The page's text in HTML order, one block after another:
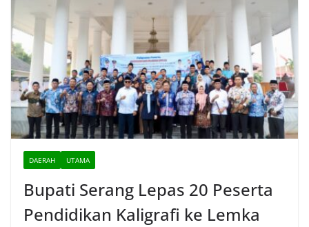
DAERAH UTAMA
Bupati Serang Lepas 20 Peserta
Pendidikan Kaligrafi ke Lemka